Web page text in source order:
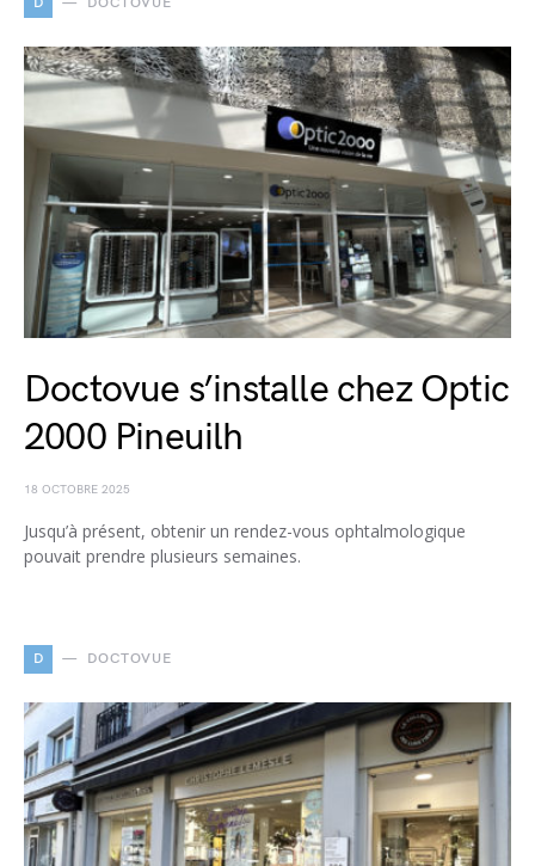
Doctovue s’installe chez Optic
2000 Pineuilh
18 OCTOBRE 2025
Jusqu’à présent, obtenir un rendez-vous ophtalmologique
pouvait prendre plusieurs semaines.
D DOCTOVUE